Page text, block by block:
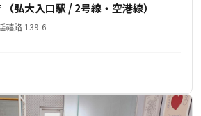
弘大入口駅 / 2号線・空港線）
禧路 139-6